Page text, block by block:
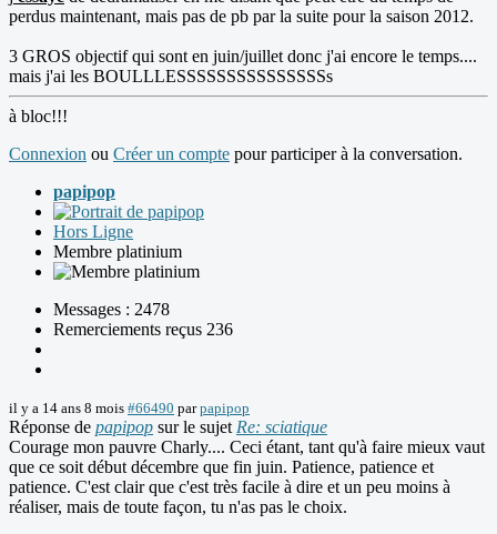
perdus maintenant, mais pas de pb par la suite pour la saison 2012.
3 GROS objectif qui sont en juin/juillet donc j'ai encore le temps....
mais j'ai les BOULLLESSSSSSSSSSSSSSSs
à bloc!!!
Connexion ou Créer un compte pour participer à la conversation.
papipop
Hors Ligne
Membre platinium
Messages : 2478
Remerciements reçus 236
il y a 14 ans 8 mois #66490 parpapipop
Réponse de papipop sur le sujet Re: sciatique
Courage mon pauvre Charly.... Ceci étant, tant qu'à faire mieux vaut
que ce soit début décembre que fin juin. Patience, patience et
patience. C'est clair que c'est très facile à dire et un peu moins à
réaliser, mais de toute façon, tu n'as pas le choix.